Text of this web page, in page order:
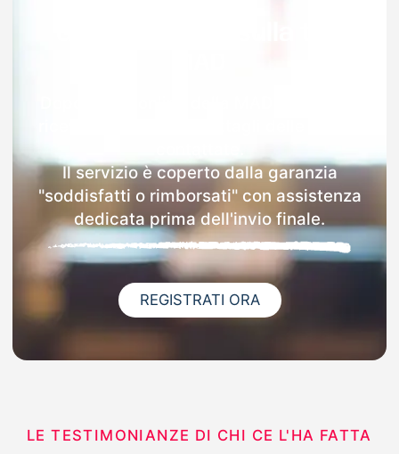
Il servizio è coperto dalla garanzia
"soddisfatti o rimborsati" con assistenza
dedicata prima dell'invio finale.
REGISTRATI ORA
LE TESTIMONIANZE DI CHI CE L'HA FATTA